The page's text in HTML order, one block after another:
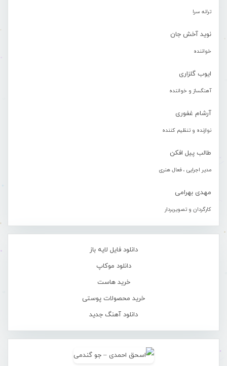
ترانه سرا
نوید آخش جان
خواننده
ایوب گلزاری
آهنگساز و خواننده
آرشام غفوری
نوازنده و تنظیم کننده
طالب پیل افکن
مدیر اجرایی ، فعال هنری
مهدی بهرامی
کارگردان و تصویربردار
دانلود فایل لایه باز
دانلود موکاپ
خرید هاست
خرید محصولات پوستی
دانلود آهنگ جدید